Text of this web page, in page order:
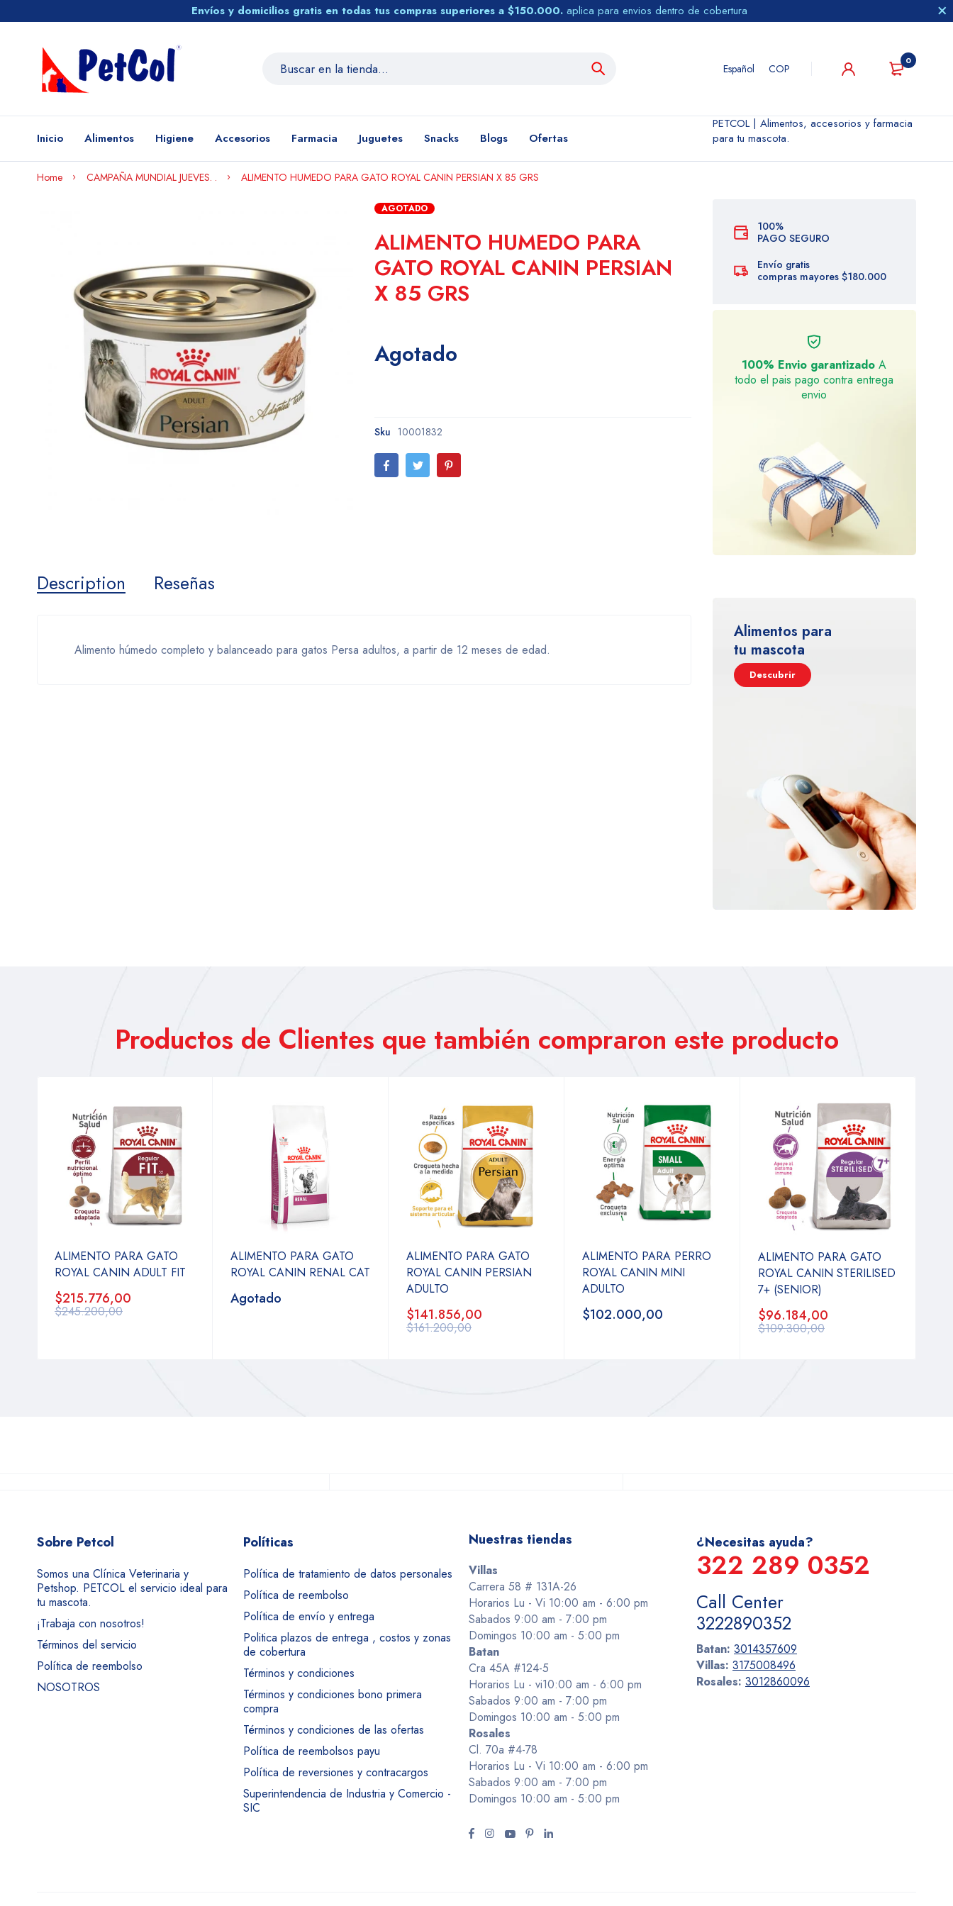
Envíos y domicilios gratis en todas tus compras superiores a $150.000. aplica para envios dentro de cobertura
Español COP
0
Inicio Alimentos Higiene Accesorios Farmacia Juguetes Snacks Blogs Ofertas
PETCOL | Alimentos, accesorios y farmacia
para tu mascota.
Home CAMPAÑA MUNDIAL JUEVES. . ALIMENTO HUMEDO PARA GATO ROYAL CANIN PERSIAN X 85 GRS
AGOTADO
ALIMENTO HUMEDO PARA
GATO ROYAL CANIN PERSIAN
X 85 GRS
Agotado
Sku 10001832
Description Reseñas
Alimento húmedo completo y balanceado para gatos Persa adultos, a partir de 12 meses de edad.
100%
PAGO SEGURO
Envío gratis
compras mayores $180.000
100% Envio garantizadoA
todo el pais pago contra entrega
envio
Alimentos para
tu mascota
Descubrir
Productos de Clientes que también compraron este producto
ALIMENTO PARA GATO
ROYAL CANIN ADULT FIT
$215.776,00
$245.200,00
ALIMENTO PARA GATO
ROYAL CANIN RENAL CAT
Agotado
ALIMENTO PARA GATO
ROYAL CANIN PERSIAN
ADULTO
$141.856,00
$161.200,00
ALIMENTO PARA PERRO
ROYAL CANIN MINI
ADULTO
$102.000,00
ALIMENTO PARA GATO
ROYAL CANIN STERILISED
7+ (SENIOR)
$96.184,00
$109.300,00
Sobre Petcol
Somos una Clínica Veterinaria y
Petshop. PETCOL el servicio ideal para
tu mascota.
¡Trabaja con nosotros!
Términos del servicio
Política de reembolso
NOSOTROS
Políticas
Política de tratamiento de datos personales
Política de reembolso
Política de envío y entrega
Politica plazos de entrega , costos y zonas
de cobertura
Términos y condiciones
Términos y condiciones bono primera
compra
Términos y condiciones de las ofertas
Política de reembolsos payu
Política de reversiones y contracargos
Superintendencia de Industria y Comercio -
SIC
Nuestras tiendas
Villas
Carrera 58 # 131A-26
Horarios Lu - Vi 10:00 am - 6:00 pm
Sabados 9:00 am - 7:00 pm
Domingos 10:00 am - 5:00 pm
Batan
Cra 45A #124-5
Horarios Lu - vi10:00 am - 6:00 pm
Sabados 9:00 am - 7:00 pm
Domingos 10:00 am - 5:00 pm
Rosales
Cl. 70a #4-78
Horarios Lu - Vi 10:00 am - 6:00 pm
Sabados 9:00 am - 7:00 pm
Domingos 10:00 am - 5:00 pm
¿Necesitas ayuda?
322 289 0352
Call Center
3222890352
Batan: 3014357609
Villas: 3175008496
Rosales: 3012860096